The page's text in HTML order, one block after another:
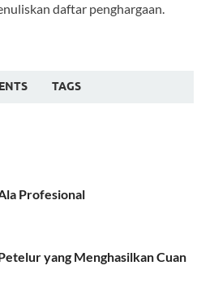
daftar penghargaan.
TAGS
Profesional
yang Menghasilkan Cuan